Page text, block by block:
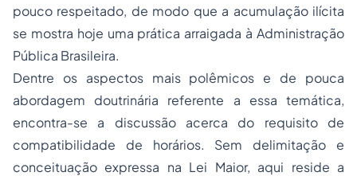
pouco respeitado, de modo que a acumulação ilícita
se mostra hoje uma prática arraigada à Administração
Pública Brasileira.
Dentre os aspectos mais polêmicos e de pouca
abordagem doutrinária referente a essa temática,
encontra-se a discussão acerca do requisito de
compatibilidade de horários. Sem delimitação e
conceituação expressa na Lei Maior, aqui reside a